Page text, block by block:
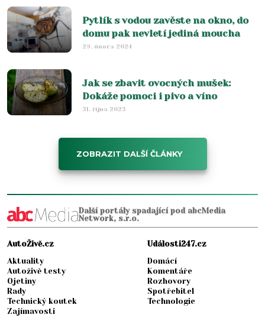
Pytlík s vodou zavěste na okno, do
domu pak nevletí jediná moucha
29. února 2024
Jak se zbavit ovocných mušek:
Dokáže pomoci i pivo a víno
31. října 2023
ZOBRAZIT DALŠÍ ČLÁNKY
Další portály spadající pod abcMedia
Network, s.r.o.
AutoŽivě.cz
Aktuality
Autoživě testy
Ojetiny
Rady
Technický koutek
Zajímavosti
Události247.cz
Domácí
Komentáře
Rozhovory
Spotřebitel
Technologie